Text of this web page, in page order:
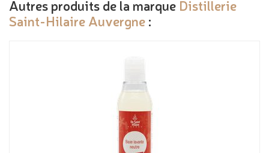
Autres produits de la marque Distillerie
Saint-Hilaire Auvergne :